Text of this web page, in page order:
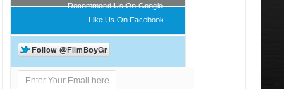
Recommend Us On Google
Like Us On Facebook